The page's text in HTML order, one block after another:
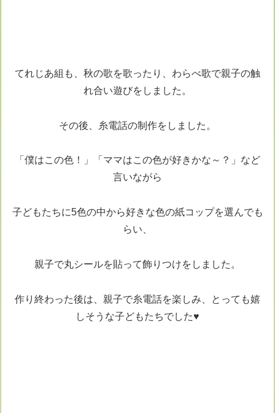
てれじあ組も、秋の歌を歌ったり、わらべ歌で親子の触
れ合い遊びをしました。
その後、糸電話の制作をしました。
「僕はこの色！」「ママはこの色が好きかな～？」など
言いながら
子どもたちに5色の中から好きな色の紙コップを選んでも
らい、
親子で丸シールを貼って飾りつけをしました。
作り終わった後は、親子で糸電話を楽しみ、とっても嬉
しそうな子どもたちでした♥